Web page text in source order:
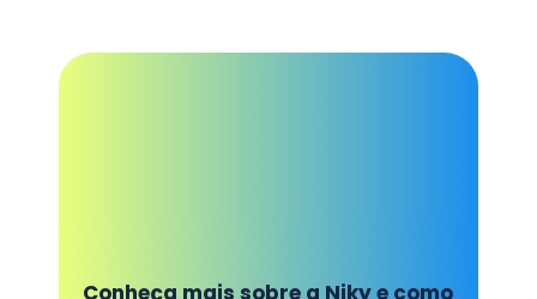
Conheça mais sobre a Niky e como